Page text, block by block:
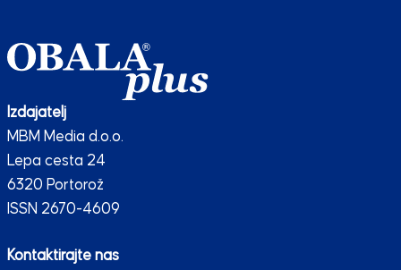
Izdajatelj
MBM Media d.o.o.
Lepa cesta 24
6320 Portorož
ISSN 2670-4609
Kontaktirajte nas